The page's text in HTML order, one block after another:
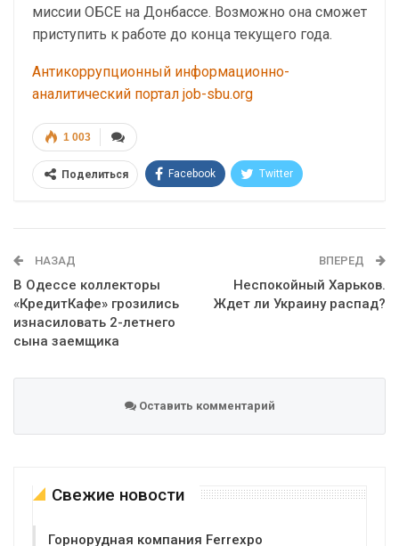
миссии ОБСЕ на Донбассе. Возможно она сможет
приступить к работе до конца текущего года.
Антикоррупционный информационно-
аналитический портал job-sbu.org
1 003
Поделиться Facebook Twitter
НАЗАД
В Одессе коллекторы
«КредитКафе» грозились
изнасиловать 2-летнего
сына заемщика
ВПЕРЕД
Неспокойный Харьков.
Ждет ли Украину распад?
Оставить комментарий
Свежие новости
Горнорудная компания Ferrexpo